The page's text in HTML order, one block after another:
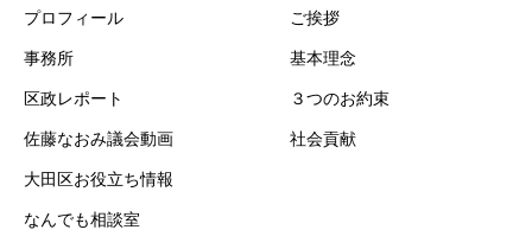
プロフィール
事務所
区政レポート
佐藤なおみ議会動画
大田区お役立ち情報
なんでも相談室
ご挨拶
基本理念
３つのお約束
社会貢献